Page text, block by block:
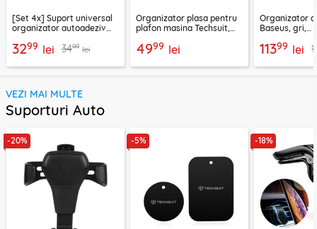
[Set 4x] Suport universal
organizator autoadeziv
3299 lei 3499 lei
Organizator plasa pentru
plafon masina Techsuit,
4999 lei
Organizator
Baseus, gri,
11399 lei
VEZI MAI MULTE
Suporturi Auto
-20% -5% -18%